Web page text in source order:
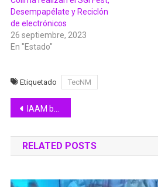
Desempapélate y Reciclón
de electrónicos
26 septiembre, 2023
En "Estado"
Etiquetado TecNM
Navegación
de
entradas
IAAM brindó apoyo a personas adultas mayores en situación de calle en Manzanillo
RELATED POSTS